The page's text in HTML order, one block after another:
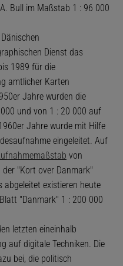
Bull im Maßstab 1 : 96 000
Dienst das
1989 für die
amtlicher Karten
Jahre wurden die
und von 1 : 20 000 auf
Jahre wurde mit Hilfe
eingeleitet. Auf
von
"Kort over Danmark"
existieren heute
"Danmark" 1 : 200 000
letzten eineinhalb
auf digitale Techniken. Die
bei, die politisch